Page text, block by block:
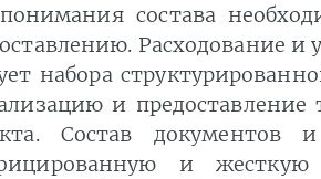
состава
Расходование и
набора
и
Состав
и жесткую